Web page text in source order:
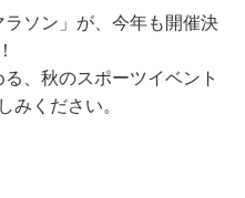
ソン」が、今年も開催決
、秋のスポーツイベント
みください。